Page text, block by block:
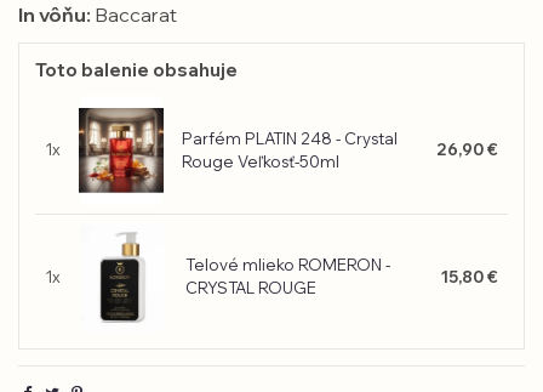
In vôňu: Baccarat
Toto balenie obsahuje
1x
Parfém PLATIN 248 - Crystal
Rouge Veľkosť-50ml
26,90 €
1x
Telové mlieko ROMERON -
CRYSTAL ROUGE
15,80 €